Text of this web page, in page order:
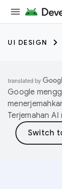
UI DESIGN
Google
Terjemahan